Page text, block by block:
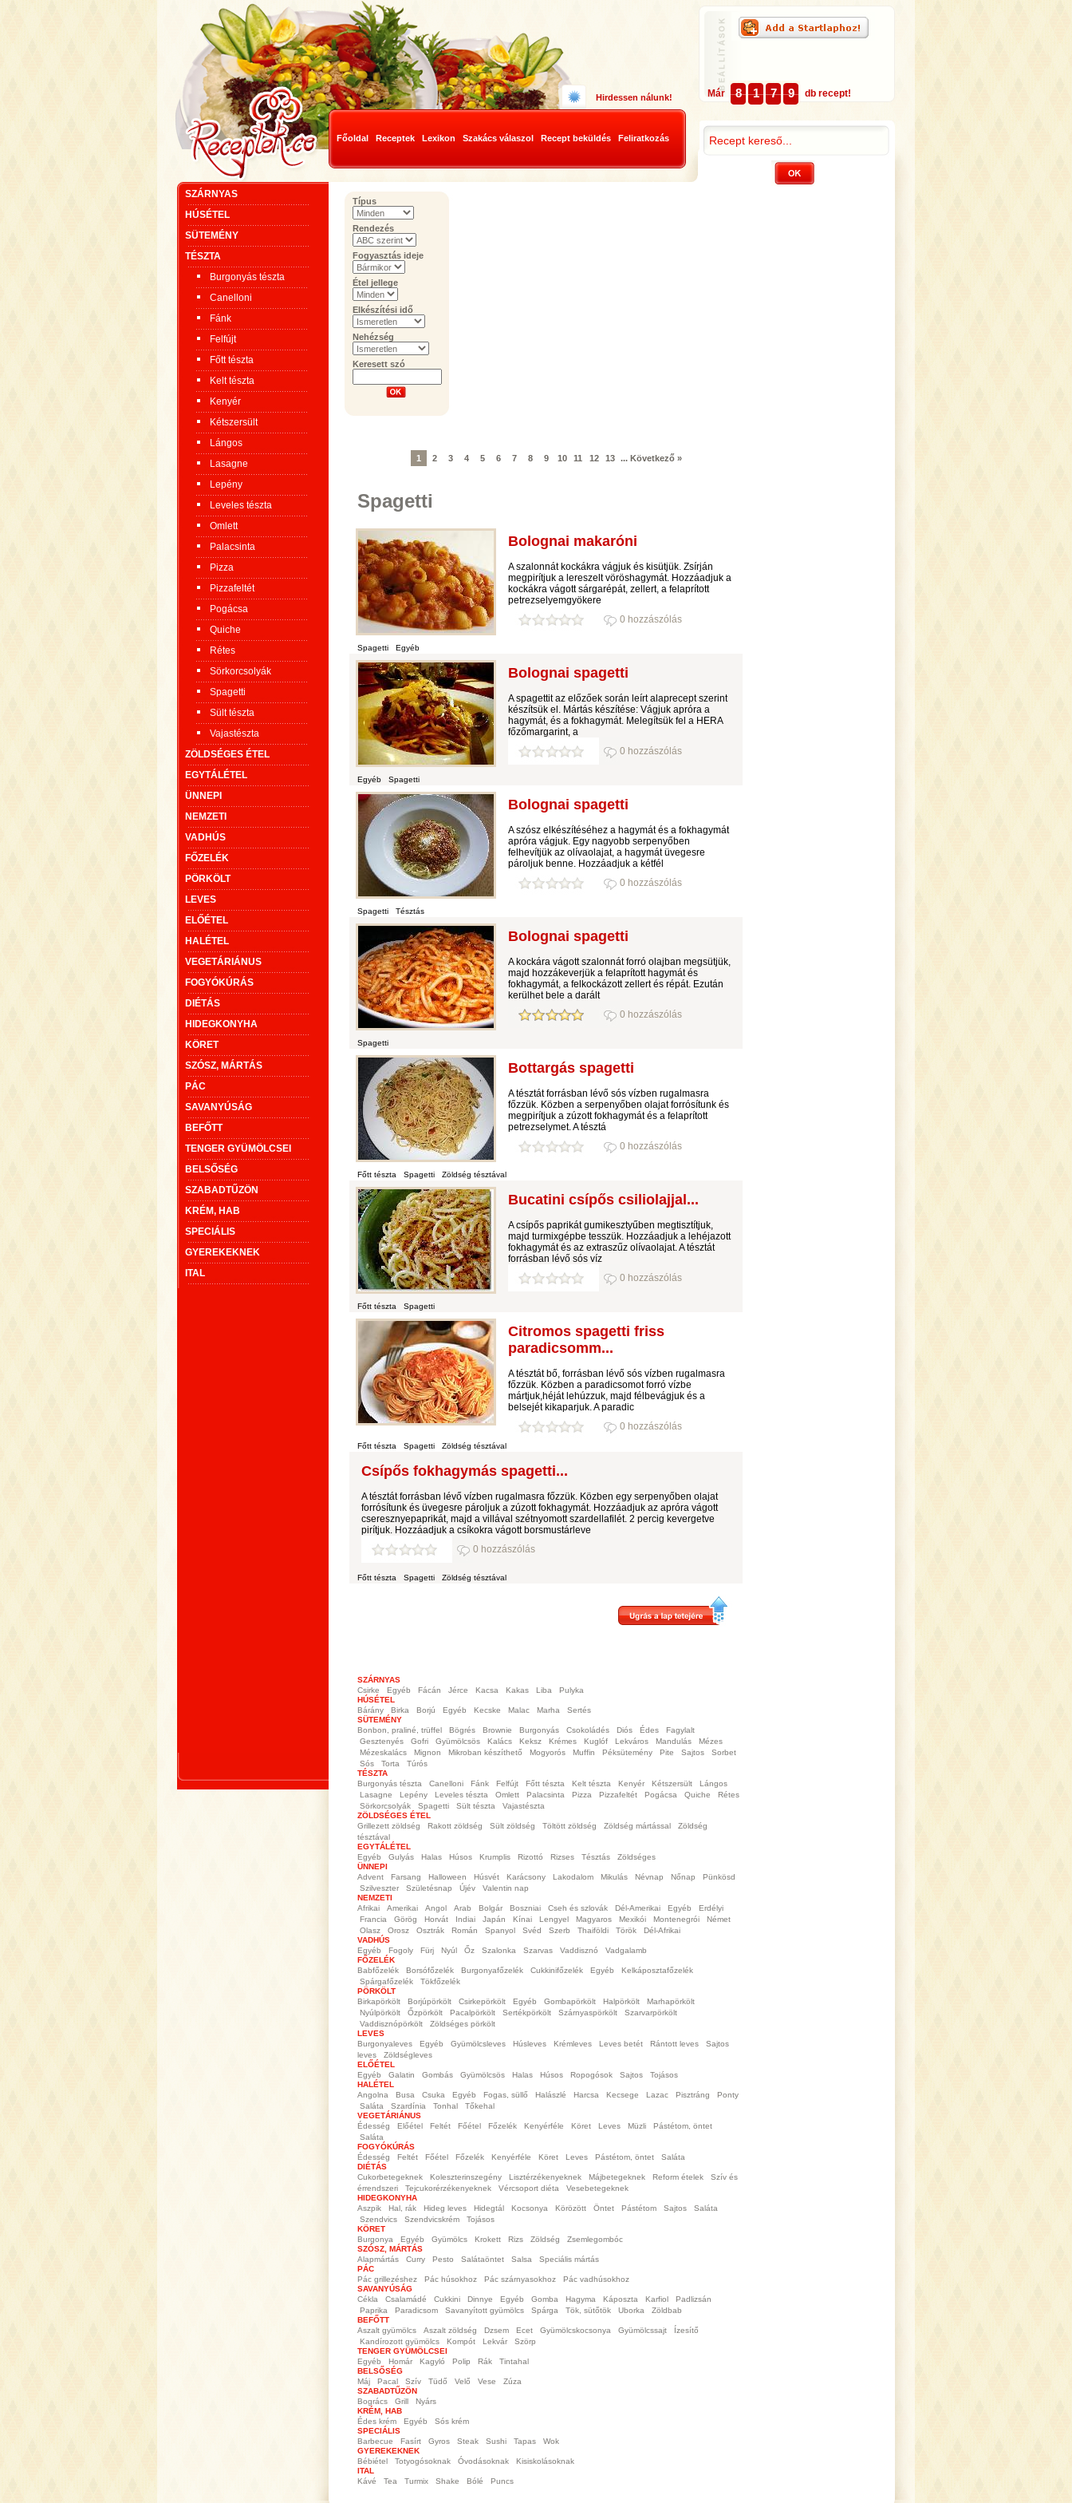
Hirdessen nálunk!
Főoldal Receptek Lexikon Szakács válaszol Recept beküldés Feliratkozás
Már 8 1 7 9 db recept!
SZÁRNYAS
HÚSÉTEL
SÜTEMÉNY
TÉSZTA
Burgonyás tészta
Canelloni
Fánk
Felfújt
Főtt tészta
Kelt tészta
Kenyér
Kétszersült
Lángos
Lasagne
Lepény
Leveles tészta
Omlett
Palacsinta
Pizza
Pizzafeltét
Pogácsa
Quiche
Rétes
Sörkorcsolyák
Spagetti
Sült tészta
Vajastészta
ZÖLDSÉGES ÉTEL
EGYTÁLÉTEL
ÜNNEPI
NEMZETI
VADHÚS
FŐZELÉK
PÖRKÖLT
LEVES
ELŐÉTEL
HALÉTEL
VEGETÁRIÁNUS
FOGYÓKÚRÁS
DIÉTÁS
HIDEGKONYHA
KÖRET
SZÓSZ, MÁRTÁS
PÁC
SAVANYÚSÁG
BEFŐTT
TENGER GYÜMÖLCSEI
BELSŐSÉG
SZABADTŰZÖN
KRÉM, HAB
SPECIÁLIS
GYEREKEKNEK
ITAL
Típus
Rendezés
Fogyasztás ideje
Étel jellege
Elkészítési idő
Nehézség
Keresett szó
1 2 3 4 5 6 7 8 9 10 11 12 13 ... Következő »
Spagetti
Bolognai makaróni
A szalonnát kockákra vágjuk és kisütjük. Zsírján
megpirítjuk a lereszelt vöröshagymát. Hozzáadjuk a
kockákra vágott sárgarépát, zellert, a felaprított
petrezselyemgyökere
0 hozzászólás
Spagetti Egyéb
Bolognai spagetti
A spagettit az előzőek során leírt alaprecept szerint
készítsük el. Mártás készítése: Vágjuk apróra a
hagymát, és a fokhagymát. Melegítsük fel a HERA
főzőmargarint, a
0 hozzászólás
Egyéb Spagetti
Bolognai spagetti
A szósz elkészítéséhez a hagymát és a fokhagymát
apróra vágjuk. Egy nagyobb serpenyőben
felhevítjük az olívaolajat, a hagymát üvegesre
pároljuk benne. Hozzáadjuk a kétfél
0 hozzászólás
Spagetti Tésztás
Bolognai spagetti
A kockára vágott szalonnát forró olajban megsütjük,
majd hozzákeverjük a felaprított hagymát és
fokhagymát, a felkockázott zellert és répát. Ezután
kerülhet bele a darált
0 hozzászólás
Spagetti
Bottargás spagetti
A tésztát forrásban lévő sós vízben rugalmasra
főzzük. Közben a serpenyőben olajat forrósítunk és
megpirítjuk a zúzott fokhagymát és a felaprított
petrezselymet. A tésztá
0 hozzászólás
Főtt tészta Spagetti Zöldség tésztával
Bucatini csípős csiliolajjal...
A csípős paprikát gumikesztyűben megtisztítjuk,
majd turmixgépbe tesszük. Hozzáadjuk a lehéjazott
fokhagymát és az extraszűz olívaolajat. A tésztát
forrásban lévő sós víz
0 hozzászólás
Főtt tészta Spagetti
Citromos spagetti friss
paradicsomm...
A tésztát bő, forrásban lévő sós vízben rugalmasra
főzzük. Közben a paradicsomot forró vízbe
mártjuk,héját lehúzzuk, majd félbevágjuk és a
belsejét kikaparjuk. A paradic
0 hozzászólás
Főtt tészta Spagetti Zöldség tésztával
Csípős fokhagymás spagetti...
A tésztát forrásban lévő vízben rugalmasra főzzük. Közben egy serpenyőben olajat
forrósítunk és üvegesre pároljuk a zúzott fokhagymát. Hozzáadjuk az apróra vágott
cseresznyepaprikát, majd a villával szétnyomott szardellafilét. 2 percig kevergetve
pirítjuk. Hozzáadjuk a csíkokra vágott borsmustárleve
0 hozzászólás
Főtt tészta Spagetti Zöldség tésztával
SZÁRNYAS
Csirke
Egyéb Fácán Jérce Kacsa Kakas Liba
Pulyka
HÚSÉTEL
Bárány
Birka Borjú Egyéb Kecske Malac Marha
Sertés
SÜTEMÉNY
Bonbon, praliné, trüffel
Bögrés Brownie Burgonyás Csokoládés Diós Édes
Fagylalt
Gesztenyés
Gofri Gyümölcsös Kalács Keksz Krémes Kuglóf Lekváros Mandulás
Mézes
Mézeskalács
Mignon Mikroban készíthető Mogyorós Muffin Péksütemény Pite Sajtos
Sorbet
Sós
Torta
Túrós
TÉSZTA
Burgonyás tészta
Canelloni Fánk Felfújt Főtt tészta Kelt tészta Kenyér Kétszersült
Lángos
Lasagne
Lepény Leveles tészta Omlett Palacsinta Pizza Pizzafeltét Pogácsa Quiche
Rétes
Sörkorcsolyák
Spagetti Sült tészta
Vajastészta
ZÖLDSÉGES ÉTEL
Grillezett zöldség
Rakott zöldség Sült zöldség Töltött zöldség Zöldség mártással
Zöldség
tésztával
EGYTÁLÉTEL
Egyéb
Gulyás Halas Húsos Krumplis Rizottó Rizses Tésztás
Zöldséges
ÜNNEPI
Advent
Farsang Halloween Húsvét Karácsony Lakodalom Mikulás Névnap Nőnap
Pünkösd
Szilveszter
Születésnap Újév
Valentin nap
NEMZETI
Afrikai
Amerikai Angol Arab Bolgár Boszniai Cseh és szlovák Dél-Amerikai Egyéb
Erdélyi
Francia
Görög Horvát Indiai Japán Kínai Lengyel Magyaros Mexikói Montenegrói
Német
Olasz
Orosz Osztrák Román Spanyol Svéd Szerb Thaiföldi Török
Dél-Afrikai
VADHÚS
Egyéb
Fogoly Fürj Nyúl Őz Szalonka Szarvas Vaddisznó
Vadgalamb
FŐZELÉK
Babfőzelék
Borsófőzelék Burgonyafőzelék Cukkinifőzelék Egyéb
Kelkáposztafőzelék
Spárgafőzelék
Tökfőzelék
PÖRKÖLT
Birkapörkölt
Borjúpörkölt Csirkepörkölt Egyéb Gombapörkölt Halpörkölt
Marhapörkölt
Nyúlpörkölt
Őzpörkölt Pacalpörkölt Sertékpörkölt Szárnyaspörkölt
Szarvarpörkölt
Vaddisznópörkölt
Zöldséges pörkölt
LEVES
Burgonyaleves
Egyéb Gyümölcsleves Húsleves Krémleves Leves betét Rántott leves
Sajtos
leves
Zöldségleves
ELŐÉTEL
Egyéb
Galatin Gombás Gyümölcsös Halas Húsos Ropogósok Sajtos
Tojásos
HALÉTEL
Angolna
Busa Csuka Egyéb Fogas, süllő Halászlé Harcsa Kecsege Lazac Pisztráng
Ponty
Saláta
Szardínia Tonhal
Tőkehal
VEGETÁRIÁNUS
Édesség
Előétel Feltét Főétel Főzelék Kenyérféle Köret Leves Müzli
Pástétom, öntet
Saláta
FOGYÓKÚRÁS
Édesség
Feltét Főétel Főzelék Kenyérféle Köret Leves Pástétom, öntet
Saláta
DIÉTÁS
Cukorbetegeknek
Koleszterinszegény Lisztérzékenyeknek Májbetegeknek Reform ételek
Szív és
érrendszeri
Tejcukorérzékenyeknek Vércsoport diéta
Vesebetegeknek
HIDEGKONYHA
Aszpik
Hal, rák Hideg leves Hidegtál Kocsonya Körözött Öntet Pástétom Sajtos
Saláta
Szendvics
Szendvicskrém
Tojásos
KÖRET
Burgonya
Egyéb Gyümölcs Krokett Rizs Zöldség
Zsemlegombóc
SZÓSZ, MÁRTÁS
Alapmártás
Curry Pesto Salátaöntet Salsa
Speciális mártás
PÁC
Pác grillezéshez
Pác húsokhoz Pác szárnyasokhoz
Pác vadhúsokhoz
SAVANYÚSÁG
Cékla
Csalamádé Cukkini Dinnye Egyéb Gomba Hagyma Káposzta Karfiol
Padlizsán
Paprika
Paradicsom Savanyított gyümölcs Spárga Tök, sütőtök Uborka
Zöldbab
BEFŐTT
Aszalt gyümölcs
Aszalt zöldség Dzsem Ecet Gyümölcskocsonya Gyümölcssajt
Ízesítő
Kandírozott gyümölcs
Kompót Lekvár
Szörp
TENGER GYÜMÖLCSEI
Egyéb
Homár Kagyló Polip Rák
Tintahal
BELSŐSÉG
Máj
Pacal Szív Tüdő Velő Vese
Zúza
SZABADTŰZÖN
Bogrács
Grill
Nyárs
KRÉM, HAB
Édes krém
Egyéb
Sós krém
SPECIÁLIS
Barbecue
Fasírt Gyros Steak Sushi Tapas
Wok
GYEREKEKNEK
Bébiétel
Totyogósoknak Óvodásoknak
Kisiskolásoknak
ITAL
Kávé
Tea Turmix Shake Bólé Puncs